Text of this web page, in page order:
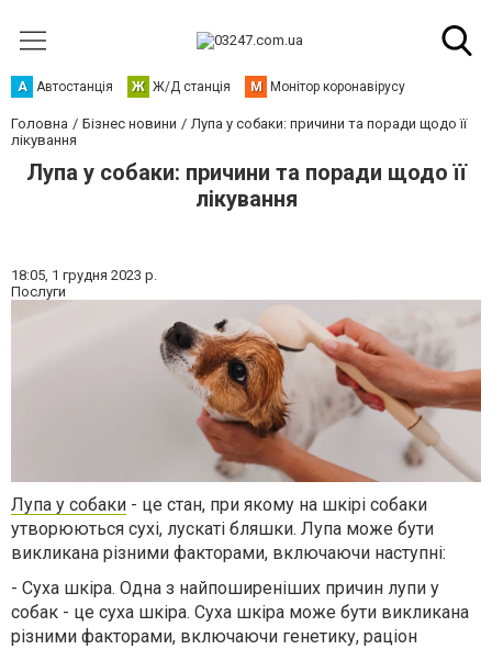
А Автостанція Ж Ж/Д станція М Монітор коронавірусу
Головна Бізнес новини
Лупа у собаки: причини та поради щодо її
лікування
Лупа у собаки: причини та поради щодо її
лікування
18:05, 1 грудня 2023 р.
Послуги
Лупа у собаки - це стан, при якому на шкірі собаки
утворюються сухі, лускаті бляшки. Лупа може бути
викликана різними факторами, включаючи наступні:
- Суха шкіра. Одна з найпоширеніших причин лупи у
собак - це суха шкіра. Суха шкіра може бути викликана
різними факторами, включаючи генетику, раціон